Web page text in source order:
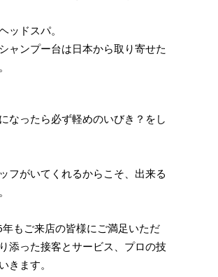
ッドスパ。
ャンプー台は日本から取り寄せた
なったら必ず軽めのいびき？をし
フがいてくれるからこそ、出来る
もご来店の皆様にご満足いただ
添った接客とサービス、プロの技
きます。